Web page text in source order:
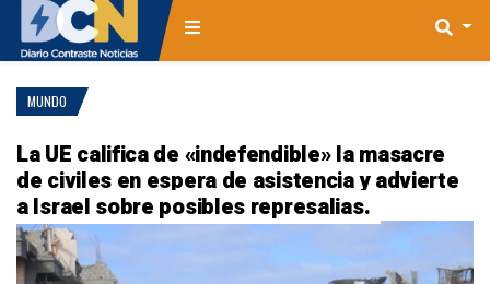
MUNDO
La UE califica de «indefendible» la masacre
de civiles en espera de asistencia y advierte
a Israel sobre posibles represalias.